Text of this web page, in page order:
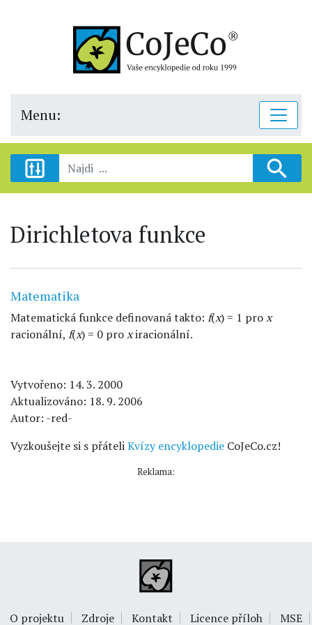
Menu:
Dirichletova funkce
Matematika
Matematická funkce definovaná takto: f(x) = 1 prox
racionální, f(x) = 0 proxiracionální.
Vytvořeno: 14. 3. 2000
Aktualizováno: 18. 9. 2006
Autor: -red-
Vyzkoušejte si s přáteliKvízy encyklopedie CoJeCo.cz!
Reklama:
O projektu Zdroje Kontakt Licence příloh MSE